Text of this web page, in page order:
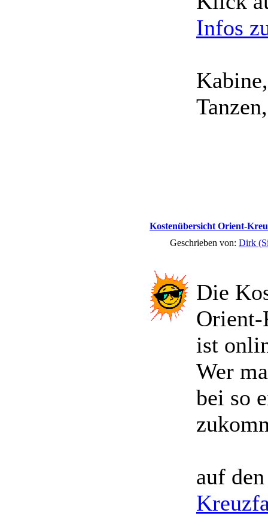
Infos
Kostenübersicht Orient-
Geschrieben von: Dirk
Die
ist
Wer
bei so
auf